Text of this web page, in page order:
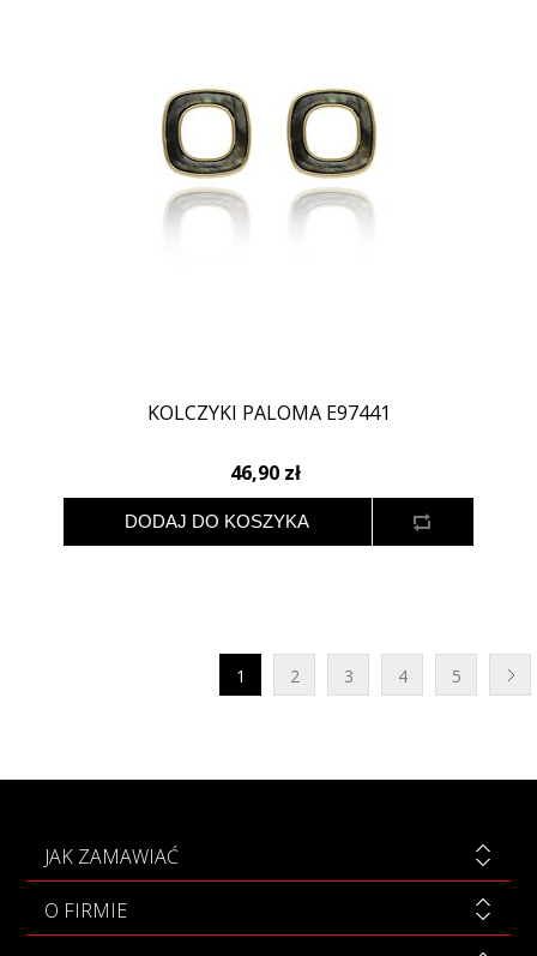
KOLCZYKI PALOMA E97441
46,90 zł
1 2 3 4 5
JAK ZAMAWIAĆ
O FIRMIE